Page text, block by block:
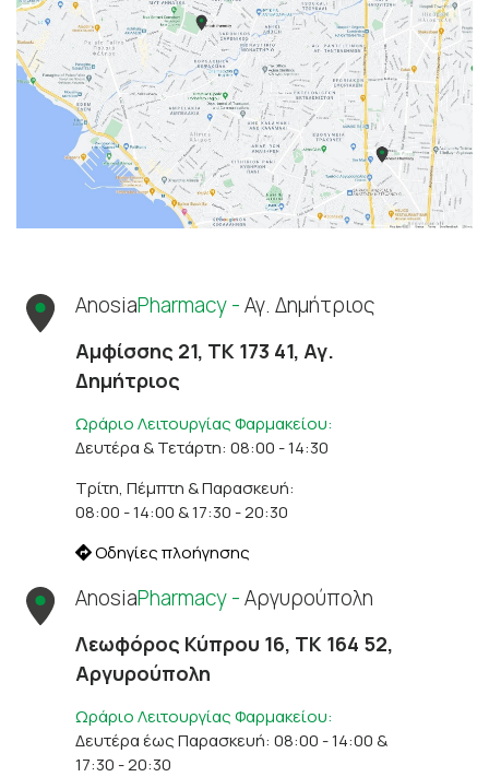
AnosiaPharmacy -Αγ. Δημήτριος
Αμφίσσης 21, ΤΚ 173 41, Αγ.
Δημήτριος
Ωράριο Λειτουργίας Φαρμακείου:
Δευτέρα & Τετάρτη: 08:00 - 14:30
Τρίτη, Πέμπτη & Παρασκευή:
08:00 - 14:00 & 17:30 - 20:30
Οδηγίες πλοήγησης
AnosiaPharmacy -Αργυρούπολη
Λεωφόρος Κύπρου 16, ΤΚ 164 52,
Αργυρούπολη
Ωράριο Λειτουργίας Φαρμακείου:
Δευτέρα έως Παρασκευή: 08:00 - 14:00 &
17:30 - 20:30